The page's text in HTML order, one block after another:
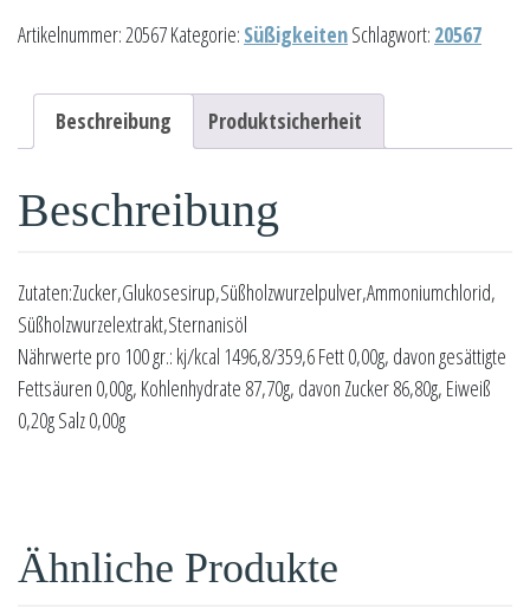
Menge
Artikelnummer:20567Kategorie: SüßigkeitenSchlagwort: 20567
Beschreibung Produktsicherheit
Beschreibung
Zutaten:Zucker,Glukosesirup,Süßholzwurzelpulver,Ammoniumchlorid,
Süßholzwurzelextrakt,Sternanisöl
Nährwerte pro 100 gr.: kj/kcal 1496,8/359,6 Fett 0,00g, davon gesättigte
Fettsäuren 0,00g, Kohlenhydrate 87,70g, davon Zucker 86,80g, Eiweiß
0,20g Salz 0,00g
Ähnliche Produkte